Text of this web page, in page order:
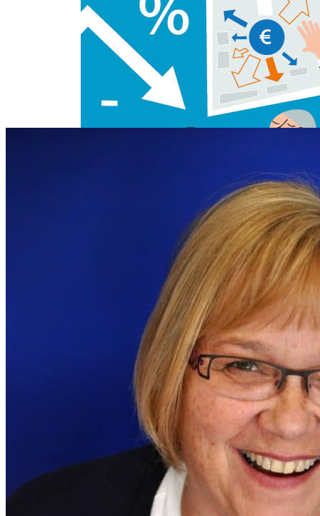
PAYS’ÂGES #28
Aide à domicile,CIAS,Enfance &
PAYS’ÂGES #28
Découvrez notre dernier numéro de Pays'âges.